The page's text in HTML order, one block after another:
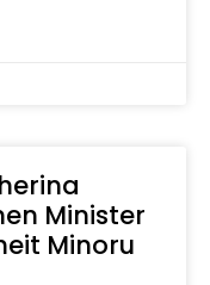
Minister
Minoru